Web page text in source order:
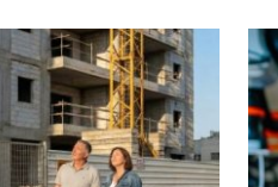
כלכליים, אלא גם מאפשרת
במאמר זה נסקור את כל מה
למכירה, כיצד לבחור את
פרמטרים יש לקחת בחשבון.